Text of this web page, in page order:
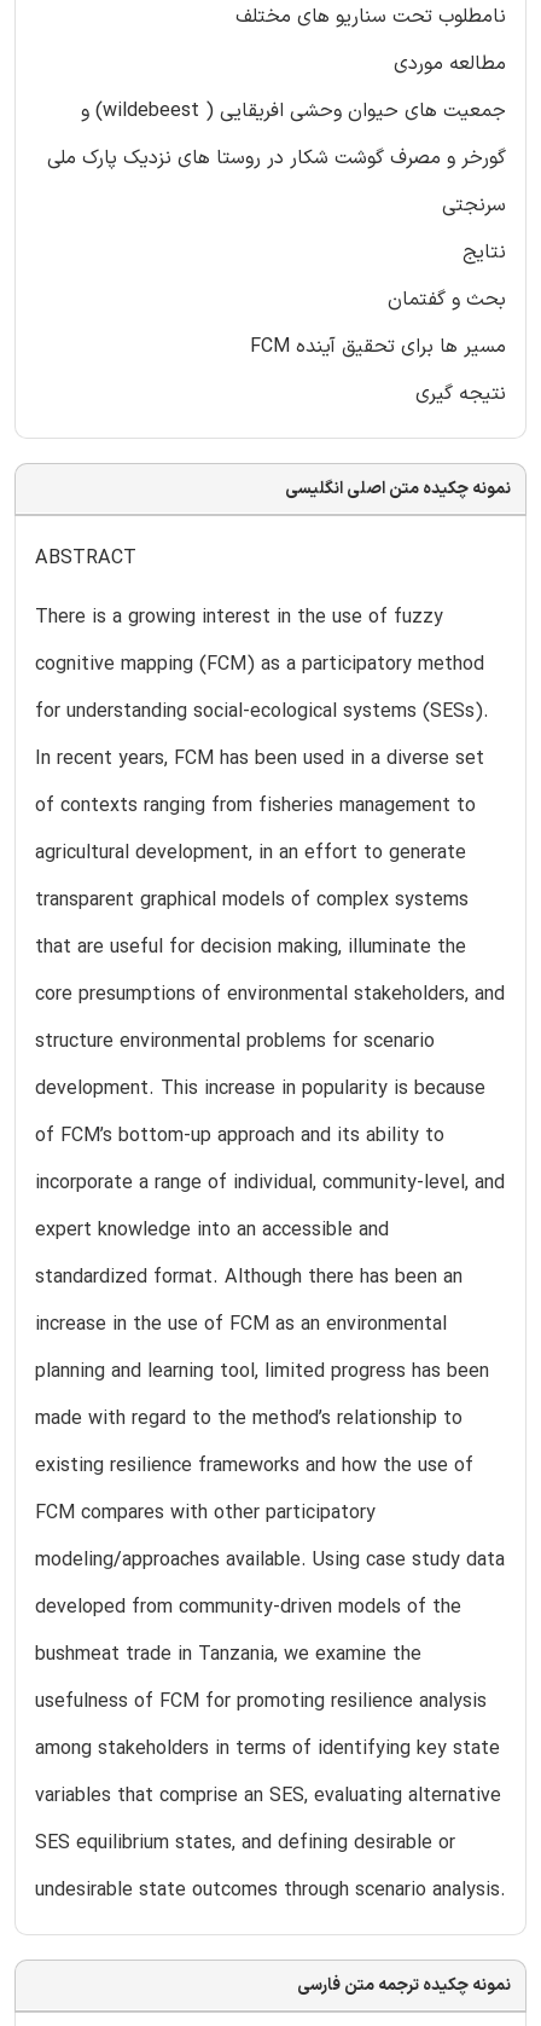
نامطلوب تحت سناریو های مختلف
مطالعه موردی
جمعیت های حیوان وحشی افریقایی ( wildebeest) و
گورخر و مصرف گوشت شکار در روستا های نزدیک پارک ملی
سرنجتی
نتایج
بحث و گفتمان
مسیر ها برای تحقیق آینده FCM
نتیجه گیری
نمونه چکیده متن اصلی انگلیسی
ABSTRACT
There is a growing interest in the use of fuzzy
cognitive mapping (FCM) as a participatory method
for understanding social-ecological systems (SESs).
In recent years, FCM has been used in a diverse set
of contexts ranging from fisheries management to
agricultural development, in an effort to generate
transparent graphical models of complex systems
that are useful for decision making, illuminate the
core presumptions of environmental stakeholders, and
structure environmental problems for scenario
development. This increase in popularity is because
of FCM’s bottom-up approach and its ability to
incorporate a range of individual, community-level, and
expert knowledge into an accessible and
standardized format. Although there has been an
increase in the use of FCM as an environmental
planning and learning tool, limited progress has been
made with regard to the method’s relationship to
existing resilience frameworks and how the use of
FCM compares with other participatory
modeling/approaches available. Using case study data
developed from community-driven models of the
bushmeat trade in Tanzania, we examine the
usefulness of FCM for promoting resilience analysis
among stakeholders in terms of identifying key state
variables that comprise an SES, evaluating alternative
SES equilibrium states, and defining desirable or
undesirable state outcomes through scenario analysis.
نمونه چکیده ترجمه متن فارسی